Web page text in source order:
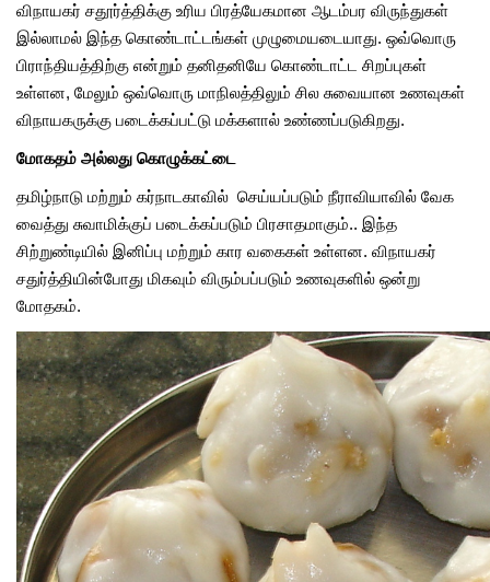
விநாயகர் சதூர்த்திக்கு உரிய பிரத்யேகமான ஆடம்பர விருந்துகள்
இல்லாமல் இந்த கொண்டாட்டங்கள் முழுமையடையாது. ஒவ்வொரு
பிராந்தியத்திற்கு என்றும் தனிதனியே கொண்டாட்ட சிறப்புகள்
உள்ளன, மேலும் ஒவ்வொரு மாநிலத்திலும் சில சுவையான உணவுகள்
விநாயகருக்கு படைக்கப்பட்டு மக்களால் உண்ணப்படுகிறது.
மோகதம் அல்லது கொழுக்கட்டை
தமிழ்நாடு மற்றும் கர்நாடகாவில் செய்யப்படும் நீராவியாவில் வேக
வைத்து சுவாமிக்குப் படைக்கப்படும் பிரசாதமாகும்.. இந்த
சிற்றுண்டியில் இனிப்பு மற்றும் கார வகைகள் உள்ளன. விநாயகர்
சதுர்த்தியின்போது மிகவும் விரும்பப்படும் உணவுகளில் ஒன்று
மோதகம்.